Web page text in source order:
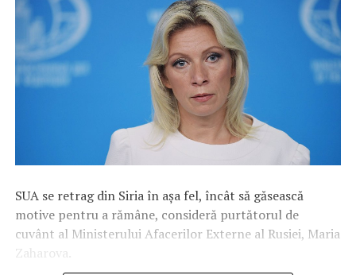
SUA se retrag din Siria în așa fel, încât să găsească
motive pentru a rămâne, consideră purtătorul de
cuvânt al Ministerului Afacerilor Externe al Rusiei, Maria
Zaharova.